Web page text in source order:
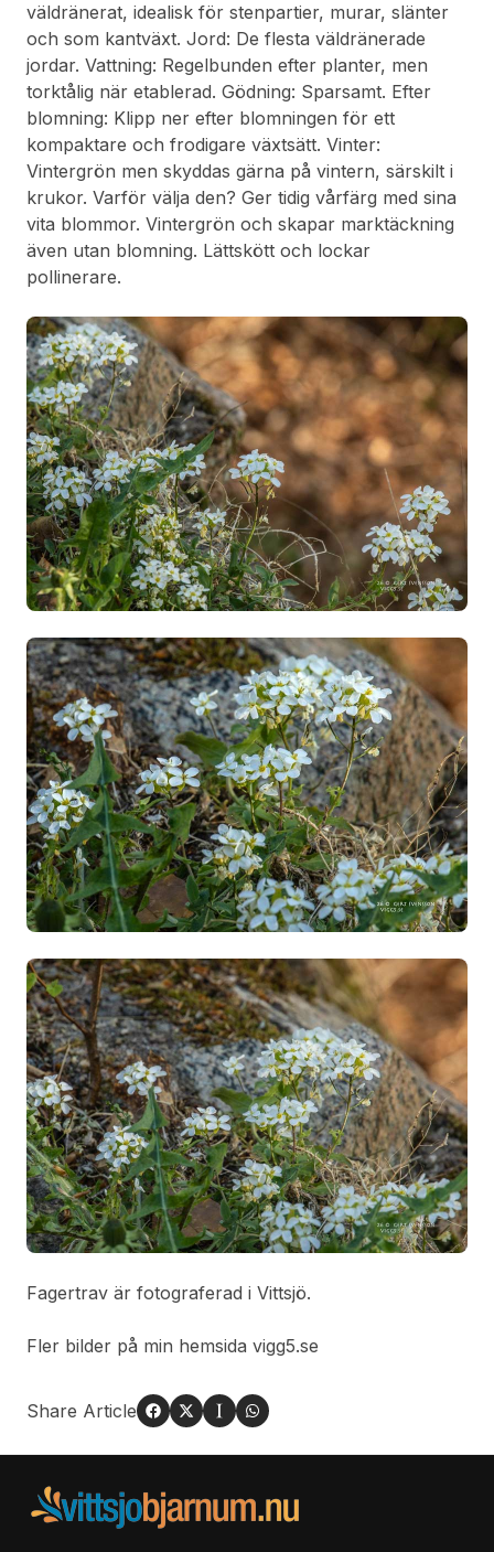
väldränerat, idealisk för stenpartier, murar, slänter
och som kantväxt. Jord: De flesta väldränerade
jordar. Vattning: Regelbunden efter planter, men
torktålig när etablerad. Gödning: Sparsamt. Efter
blomning: Klipp ner efter blomningen för ett
kompaktare och frodigare växtsätt. Vinter:
Vintergrön men skyddas gärna på vintern, särskilt i
krukor. Varför välja den? Ger tidig vårfärg med sina
vita blommor. Vintergrön och skapar marktäckning
även utan blomning. Lättskött och lockar
pollinerare.
Fagertrav är fotograferad i Vittsjö.
Fler bilder på min hemsida vigg5.se
Share Article